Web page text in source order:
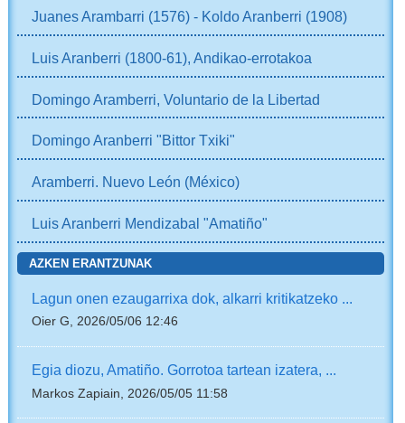
Juanes Arambarri (1576) - Koldo Aranberri (1908)
Luis Aranberri (1800-61), Andikao-errotakoa
Domingo Aramberri, Voluntario de la Libertad
Domingo Aranberri "Bittor Txiki"
Aramberri. Nuevo León (México)
Luis Aranberri Mendizabal "Amatiño"
AZKEN ERANTZUNAK
Lagun onen ezaugarrixa dok, alkarri kritikatzeko ...
Oier G, 2026/05/06 12:46
Egia diozu, Amatiño. Gorrotoa tartean izatera, ...
Markos Zapiain, 2026/05/05 11:58